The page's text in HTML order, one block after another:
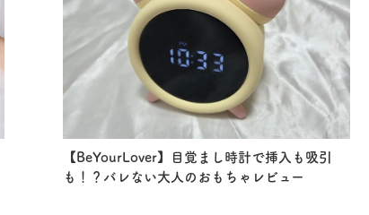
【BeYourLover】目覚まし時計で挿入も吸引
も！？バレない大人のおもちゃレビュー